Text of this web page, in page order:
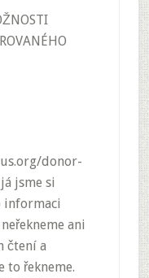
donor-
jsme si
informaci
ani
čtení a
to řekneme.